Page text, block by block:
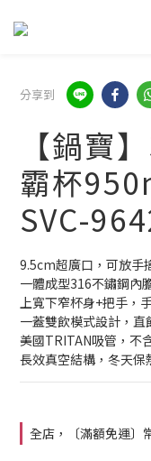
分享到
【鍋寶
霸杯
SVC-
9.5cm超廣口，可放手
一體成型316不鏽鋼內
上寬下窄杯身+把手，
一蓋雙飲模式設計，
美國TRITAN吸管，不
長效真空結構，冬天保
全店，〔滿額免運〕